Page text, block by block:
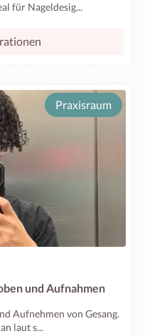
für Nageldesig...
Praxisraum
und Aufnahmen
Aufnehmen von Gesang.
laut s...